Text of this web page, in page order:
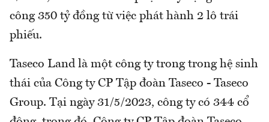
công 350 tỷ đồng từ việc phát hành 2 lô trái
phiếu.
Taseco Land là một công ty trong trong hệ sinh
thái của Công ty CP Tập đoàn Taseco - Taseco
Group. Tại ngày 31/5/2023, công ty có 344 cổ